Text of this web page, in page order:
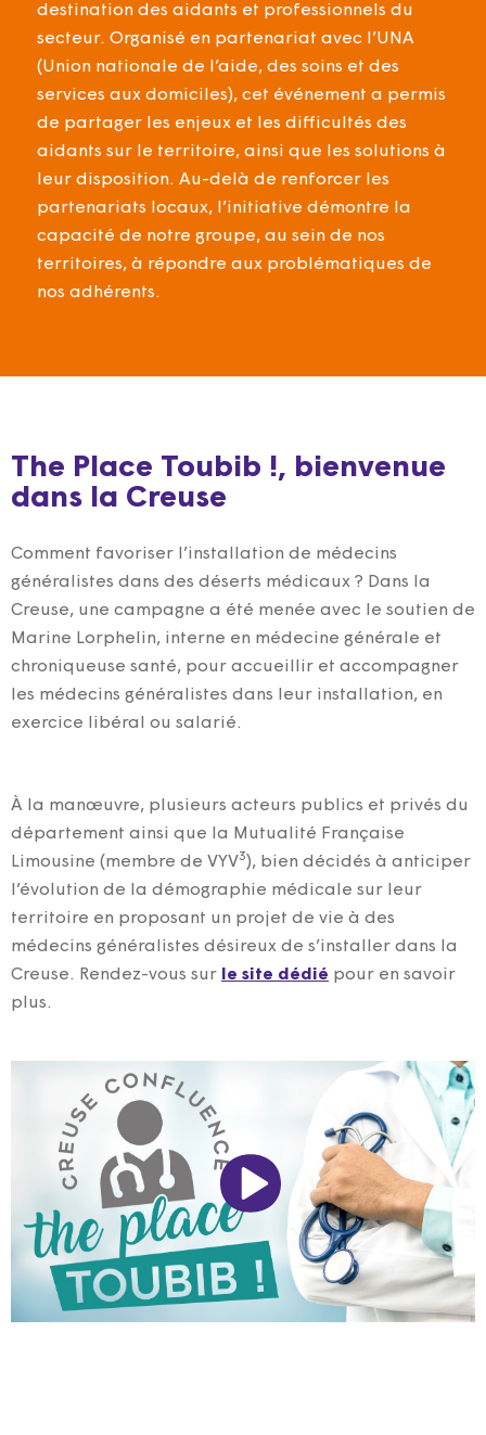
destination des aidants et professionnels du
secteur. Organisé en partenariat avec l’UNA
(Union nationale de l’aide, des soins et des
services aux domiciles), cet événement a permis
de partager les enjeux et les difficultés des
aidants sur le territoire, ainsi que les solutions à
leur disposition. Au-delà de renforcer les
partenariats locaux, l’initiative démontre la
capacité de notre groupe, au sein de nos
territoires, à répondre aux problématiques de
nos adhérents.
The Place Toubib !, bienvenue
dans la Creuse
Comment favoriser l’installation de médecins
généralistes dans des déserts médicaux ? Dans la
Creuse, une campagne a été menée avec le soutien de
Marine Lorphelin, interne en médecine générale et
chroniqueuse santé, pour accueillir et accompagner
les médecins généralistes dans leur installation, en
exercice libéral ou salarié.
À la manœuvre, plusieurs acteurs publics et privés du
département ainsi que la Mutualité Française
Limousine (membre de VYV3), bien décidés à anticiper
l’évolution de la démographie médicale sur leur
territoire en proposant un projet de vie à des
médecins généralistes désireux de s’installer dans la
Creuse. Rendez-vous sur
le site dédié pour en savoir
plus.